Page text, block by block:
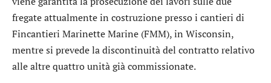
fregate attualmente in costruzione presso i cantieri di
Fincantieri Marinette Marine (FMM), in Wisconsin,
mentre si prevede la discontinuità del contratto relativo
alle altre quattro unità già commissionate.